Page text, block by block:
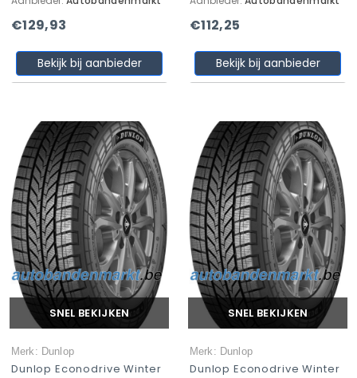
€129,93
Bekijk bij aanbieder
€112,25
Bekijk bij aanbieder
SNEL BEKIJKEN
Merk: Dunlop
Dunlop Econodrive Winter
SNEL BEKIJKEN
Merk: Dunlop
Dunlop Econodrive Winter